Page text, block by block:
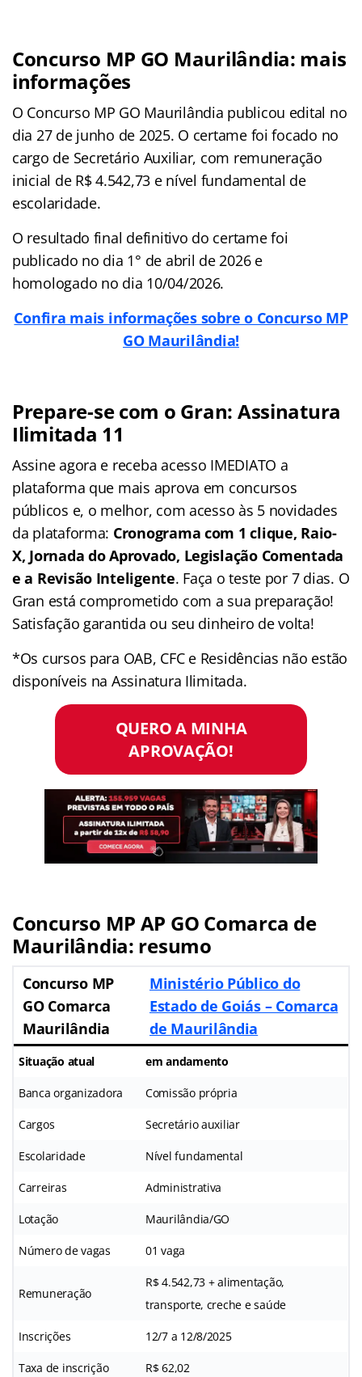
Concurso MP GO Maurilândia: mais
informações
O Concurso MP GO Maurilândia publicou edital no
dia 27 de junho de 2025. O certame foi focado no
cargo de Secretário Auxiliar, com remuneração
inicial de R$ 4.542,73 e nível fundamental de
escolaridade.
O resultado final definitivo do certame foi
publicado no dia 1° de abril de 2026 e
homologado no dia 10/04/2026.
Confira mais informações sobre o Concurso MP
GO Maurilândia!
Prepare-se com o Gran: Assinatura
Ilimitada 11
Assine agora e receba acesso IMEDIATO a
plataforma que mais aprova em concursos
públicos e, o melhor, com acesso às 5 novidades
da plataforma: Cronograma com 1 clique, Raio-
X, Jornada do Aprovado, Legislação Comentada
e a Revisão Inteligente. Faça o teste por 7 dias. O
Gran está comprometido com a sua preparação!
Satisfação garantida ou seu dinheiro de volta!
*Os cursos para OAB, CFC e Residências não estão
disponíveis na Assinatura Ilimitada.
QUERO A MINHA
APROVAÇÃO!
Concurso MP AP GO Comarca de
Maurilândia: resumo
Concurso MP
GO Comarca
Maurilândia
Ministério Público do
Estado de Goiás – Comarca
de Maurilândia
Situação atual em andamento
Banca organizadora Comissão própria
Cargos Secretário auxiliar
Escolaridade Nível fundamental
Carreiras Administrativa
Lotação Maurilândia/GO
Número de vagas 01 vaga
Remuneração
R$ 4.542,73 + alimentação,
transporte, creche e saúde
Inscrições 12/7 a 12/8/2025
Taxa de inscrição R$ 62,02